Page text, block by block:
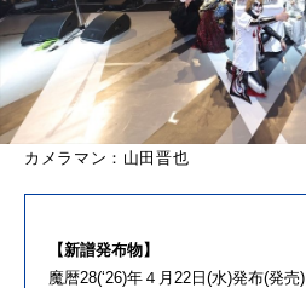
カメラマン：山田晋也
【新譜発布物】
魔暦28(‘26)年４月22日(水)発布(発売)